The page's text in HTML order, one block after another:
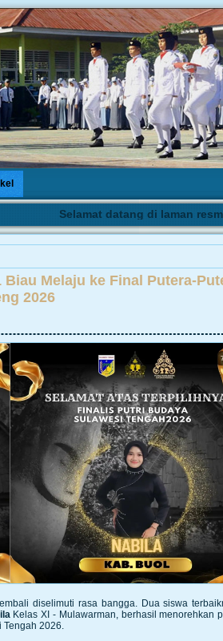
Selamat datang di laman resmi
Melaju ke Final Putera-
2026
diselimuti rasa bangga. Dua siswa
Kelas XI - Mulawarman, berhasil menorehkan
Tengah 2026.